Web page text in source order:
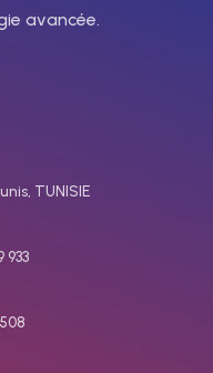
avancée.
TUNISIE
933